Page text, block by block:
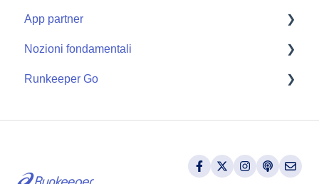
App partner
Apple Watch
Nozioni fondamentali
Getting Started
Runkeeper Go